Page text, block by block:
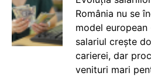
România nu se
model
salariul crește
carierei, dar
venituri mari